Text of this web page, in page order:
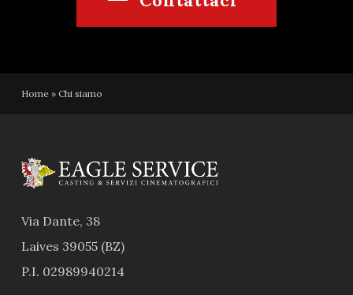
Home» Chi siamo
Via Dante, 38
Laives 39055 (BZ)
P.I. 02989940214